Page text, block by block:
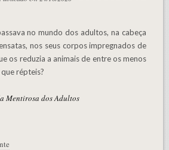
nos seus corpos impregnados de
os reduzia a animais de entre os menos
répteis?
Mentirosa dos Adultos